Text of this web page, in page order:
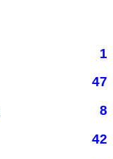
1
47
8
42